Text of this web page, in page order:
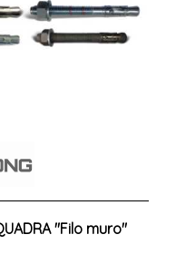
"Filo muro"